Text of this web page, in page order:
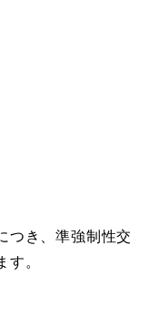
つき、準強制性交
す。